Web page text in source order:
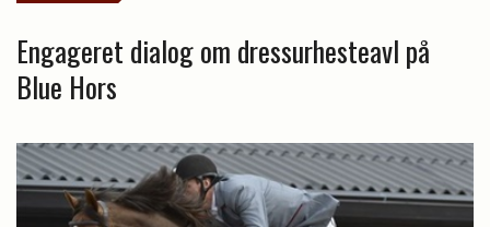
Engageret dialog om dressurhesteavl på
Blue Hors